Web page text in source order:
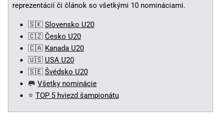
reprezentácií či článok so všetkými 10 nomináciami.
🇸🇰 Slovensko U20
🇨🇿 Česko U20
🇨🇦 Kanada U20
🇺🇸 USA U20
🇸🇪 Švédsko U20
🥅 Všetky nominácie
⭐ TOP 5 hviezd šampionátu